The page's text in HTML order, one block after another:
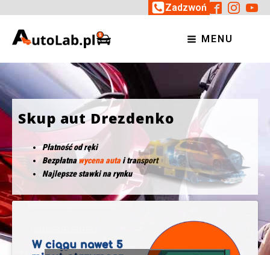
Zadzwoń
MENU
Skup aut Drezdenko
Płatność od ręki
Bezpłatnawycena autai transport
Najlepsze stawki na rynku